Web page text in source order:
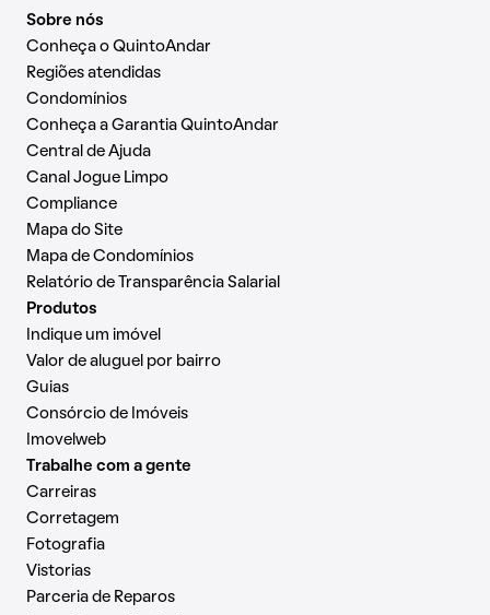
Sobre nós
Conheça o QuintoAndar
Regiões atendidas
Condomínios
Conheça a Garantia QuintoAndar
Central de Ajuda
Canal Jogue Limpo
Compliance
Mapa do Site
Mapa de Condomínios
Relatório de Transparência Salarial
Produtos
Indique um imóvel
Valor de aluguel por bairro
Guias
Consórcio de Imóveis
Imovelweb
Trabalhe com a gente
Carreiras
Corretagem
Fotografia
Vistorias
Parceria de Reparos